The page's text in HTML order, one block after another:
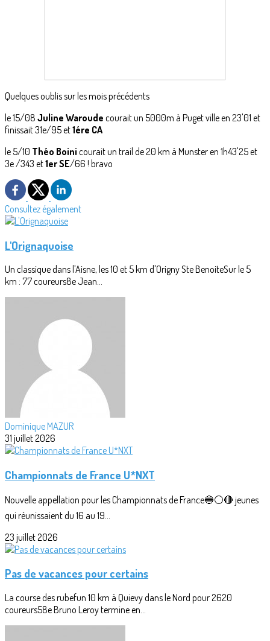
Quelques oublis sur les mois précédents
le 15/08 Juline Waroude courait un 5000m à Puget ville en 23'01 et
finissait 31e/95 et1ére CA
le 5/10 Théo Boini courait un trail de 20 km à Munster en 1h43'25 et
3e /343 et1er SE/66 ! bravo
Consultez également
L'Orignaquoise
Un classique dans l'Aisne, les 10 et 5 km d'Origny Ste BenoiteSur le 5
km : 77 coureurs8e Jean...
Dominique MAZUR
31 juillet 2026
Championnats de France U*NXT
Nouvelle appellation pour les Championnats de France🔵⚪🔴 jeunes
qui réunissaient du 16 au 19...
23 juillet 2026
Pas de vacances pour certains
La course des rubefun 10 km à Quievy dans le Nord pour 2620
coureurs58e Bruno Leroy termine en...